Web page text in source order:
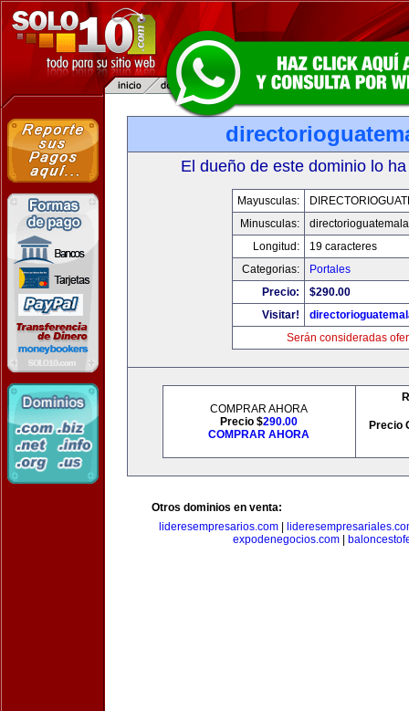
El dueño de este dominio lo
Mayusculas:
Minusculas:
Longitud:
19 caracteres
Categorias:
Portales
Precio:
$290.00
Visitar!
Serán consideradas
COMPRAR AHORA
Precio $290.00
COMPRAR AHORA
Precio
Otros dominios en venta:
lideresempresarios.com|
expodenegocios.com|